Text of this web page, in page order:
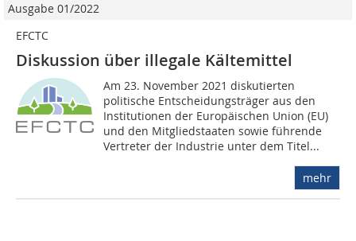
Ausgabe 01/2022
EFCTC
Diskussion über illegale Kältemittel
Am 23. November 2021 diskutierten
politische Entscheidungsträger aus den
Institutionen der Europäischen Union (EU)
und den Mitgliedstaaten sowie führende
Vertreter der Industrie unter dem Titel...
mehr